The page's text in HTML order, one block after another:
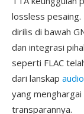
lossless pesaing.
dirilis di bawah
dan integrasi
seperti FLAC
dari lanskap
yang
transparannya.